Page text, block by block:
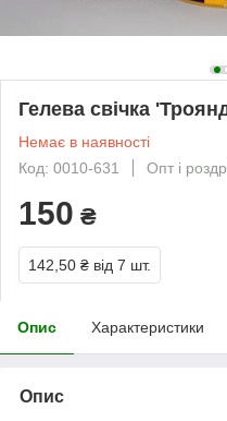
Гелева свічка
Немає в наявності
Код: 0010-631
Опт і
150 ₴
142,50 ₴ від 7 шт.
Опис Характеристики
Опис